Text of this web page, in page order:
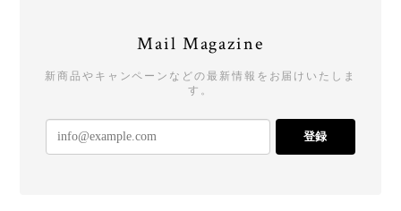
Mail Magazine
新商品やキャンペーンなどの最新情報をお届けいたしま
す。
登録